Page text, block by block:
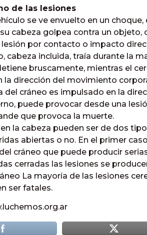
de las lesiones
se ve envuelto en un
su cabeza golpea contra un objeto,
lesión por contacto o impacto
cabeza incluida, traía durante la
bruscamente, mientras el
la dirección del movimiento
del cráneo es impulsado en la
puede provocar desde una
que provoca la muerte.
la cabeza pueden ser de dos
abiertas o no. En el primer
cráneo que puede producir
cerradas las lesiones se
La mayoría de las lesiones
ser fatales.